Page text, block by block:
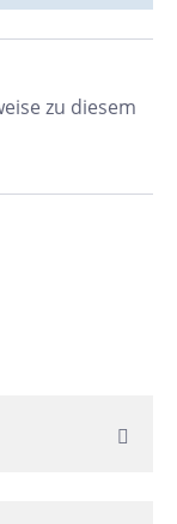
zu diesem